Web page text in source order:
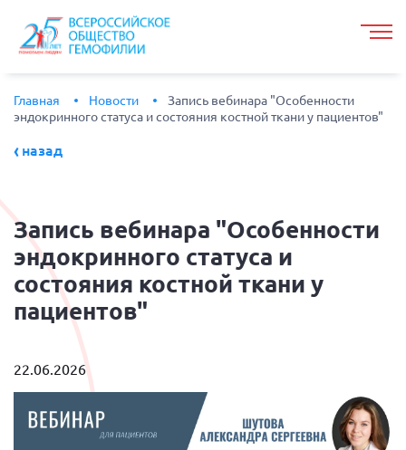
Главная Новости
Запись вебинара "Особенности
эндокринного статуса и состояния костной ткани у пациентов"
назад
Запись вебинара "Особенности
эндокринного статуса и
состояния костной ткани у
пациентов"
22.06.2026